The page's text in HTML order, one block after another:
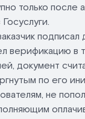
только после
верификацию в
документ
по его
не